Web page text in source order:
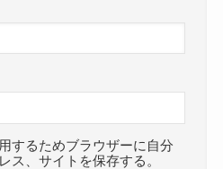
するためブラウザーに自分
ス、サイトを保存する。